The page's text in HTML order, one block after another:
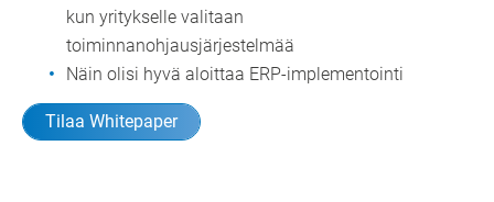
kun yritykselle valitaan
toiminnanohjausjärjestelmää
Näin olisi hyvä aloittaa ERP-implementointi
Tilaa Whitepaper